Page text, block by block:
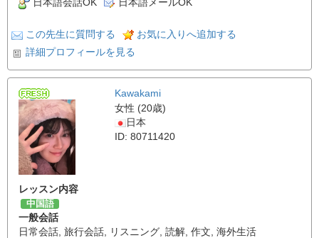
日本語会話OK
日本語メールOK
この先生に質問する
お気に入りへ追加する
詳細プロフィールを見る
Kawakami
女性 (20歳)
日本
ID: 80711420
レッスン内容
中国語
一般会話
日常会話 旅行会話 リスニング 読解 作文 海外生活